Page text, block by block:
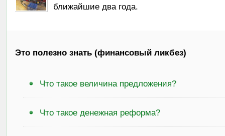
ближайшие два года.
Это полезно знать (финансовый ликбез)
Что такое величина предложения?
Что такое денежная реформа?